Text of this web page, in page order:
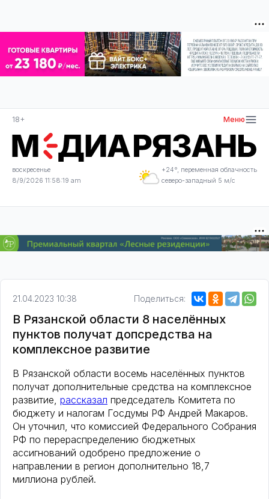
18+ Меню
воскресенье
8/9/2026 11:58:19 am
+24°, переменная облачность
северо-западный 5 м/с
21.04.2023 10:38 Поделиться:
В Рязанской области 8 населённых
пунктов получат допсредства на
комплексное развитие
В Рязанской области восемь населённых пунктов
получат дополнительные средства на комплексное
развитие, рассказал председатель Комитета по
бюджету и налогам Госдумы РФ Андрей Макаров.
Он уточнил, что комиссией Федерального Собрания
РФ по перераспределению бюджетных
ассигнований одобрено предложение о
направлении в регион дополнительно 18,7
миллиона рублей.